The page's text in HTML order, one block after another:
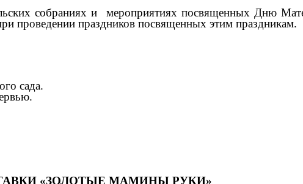
собраниях и мероприятиях посвященных Дню
проведении праздников посвященных этим праздникам.
сада.
«ЗОЛОТЫЕ МАМИНЫ РУКИ»